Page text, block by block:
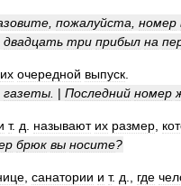
пожалуйста номер
двадцать три прибыл на
их очередной выпуск
газеты | Последний номер
т. д называют их размер
брюк вы носите?
санатории и т. д где